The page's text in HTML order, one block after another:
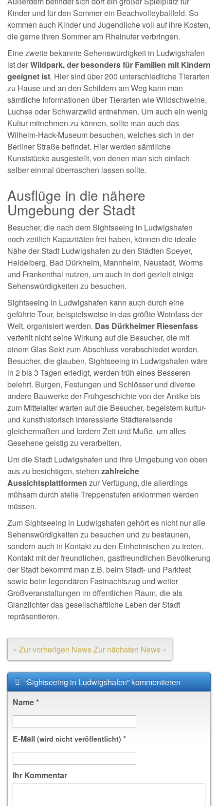
Kinder und für den Sommer ein Beachvolleyballfeld. So
kommen auch Kinder und Jugendliche voll auf ihre Kosten,
die gerne ihren Sommer am Rheinufer verbringen.
Eine zweite bekannte Sehenswürdigkeit in Ludwigshafen
ist derWildpark, der besonders für Familien mit Kindern
geeignet ist. Hier sind über 200 unterschiedliche Tierarten
zu Hause und an den Schildern am Weg kann man
sämtliche Informationen über Tierarten wie Wildschweine,
Luchse oder Schwarzwild entnehmen. Um auch ein wenig
Kultur mitnehmen zu können, sollte man auch das
Wilhelm-Hack-Museum besuchen, welches sich in der
Berliner Straße befindet. Hier werden sämtliche
Kunststücke ausgestellt, von denen man sich einfach
selber einmal überraschen lassen sollte.
Ausflüge in die nähere
Umgebung der Stadt
Besucher, die nach dem Sightseeing in Ludwigshafen
noch zeitlich Kapazitäten frei haben, können die ideale
Nähe der Stadt Ludwigshafen zu den Städten Speyer,
Heidelberg, Bad Dürkheim, Mannheim, Neustadt, Worms
und Frankenthal nutzen, um auch in dort gezielt einige
Sehenswürdigkeiten zu besuchen.
Sightseeing in Ludwigshafen kann auch durch eine
geführte Tour, beispielsweise in das größte Weinfass der
Welt, organisiert werden. Das Dürkheimer Riesenfass
verfehlt nicht seine Wirkung auf die Besucher, die mit
einem Glas Sekt zum Abschluss verabschiedet werden.
Besucher, die glauben, Sightseeing in Ludwigshafen wäre
in 2 bis 3 Tagen erledigt, werden früh eines Besseren
belehrt. Burgen, Festungen und Schlösser und diverse
andere Bauwerke der Frühgeschichte von der Antike bis
zum Mittelalter warten auf die Besucher, begeistern kultur-
und kunsthistorisch interessierte Städtereisende
gleichermaßen und fordern Zeit und Muße, um alles
Gesehene geistig zu verarbeiten.
Um die Stadt Ludwigshafen und ihre Umgebung von oben
aus zu besichtigen, stehen zahlreiche
Aussichtsplattformen zur Verfügung, die allerdings
mühsam durch steile Treppenstufen erklommen werden
müssen.
Zum Sightseeing in Ludwigshafen gehört es nicht nur alle
Sehenswürdigkeiten zu besuchen und zu bestaunen,
sondern auch in Kontakt zu den Einheimischen zu treten.
Kontakt mit der freundlichen, gastfreundlichen Bevölkerung
der Stadt bekommt man z.B. beim Stadt- und Parkfest
sowie beim legendären Fastnachtszug und weiter
Großveranstaltungen im öffentlichen Raum, die als
Glanzlichter das gesellschaftliche Leben der Stadt
repräsentieren.
« Zur vorherigen NewsZur nächsten News »
“Sightseeing in Ludwigshafen” kommentieren
Name*
E-Mail (wird nicht veröffentlicht) *
Ihr Kommentar